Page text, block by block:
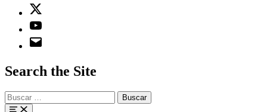
Twitter
Youtube
Email
Search the Site
Buscar
para: